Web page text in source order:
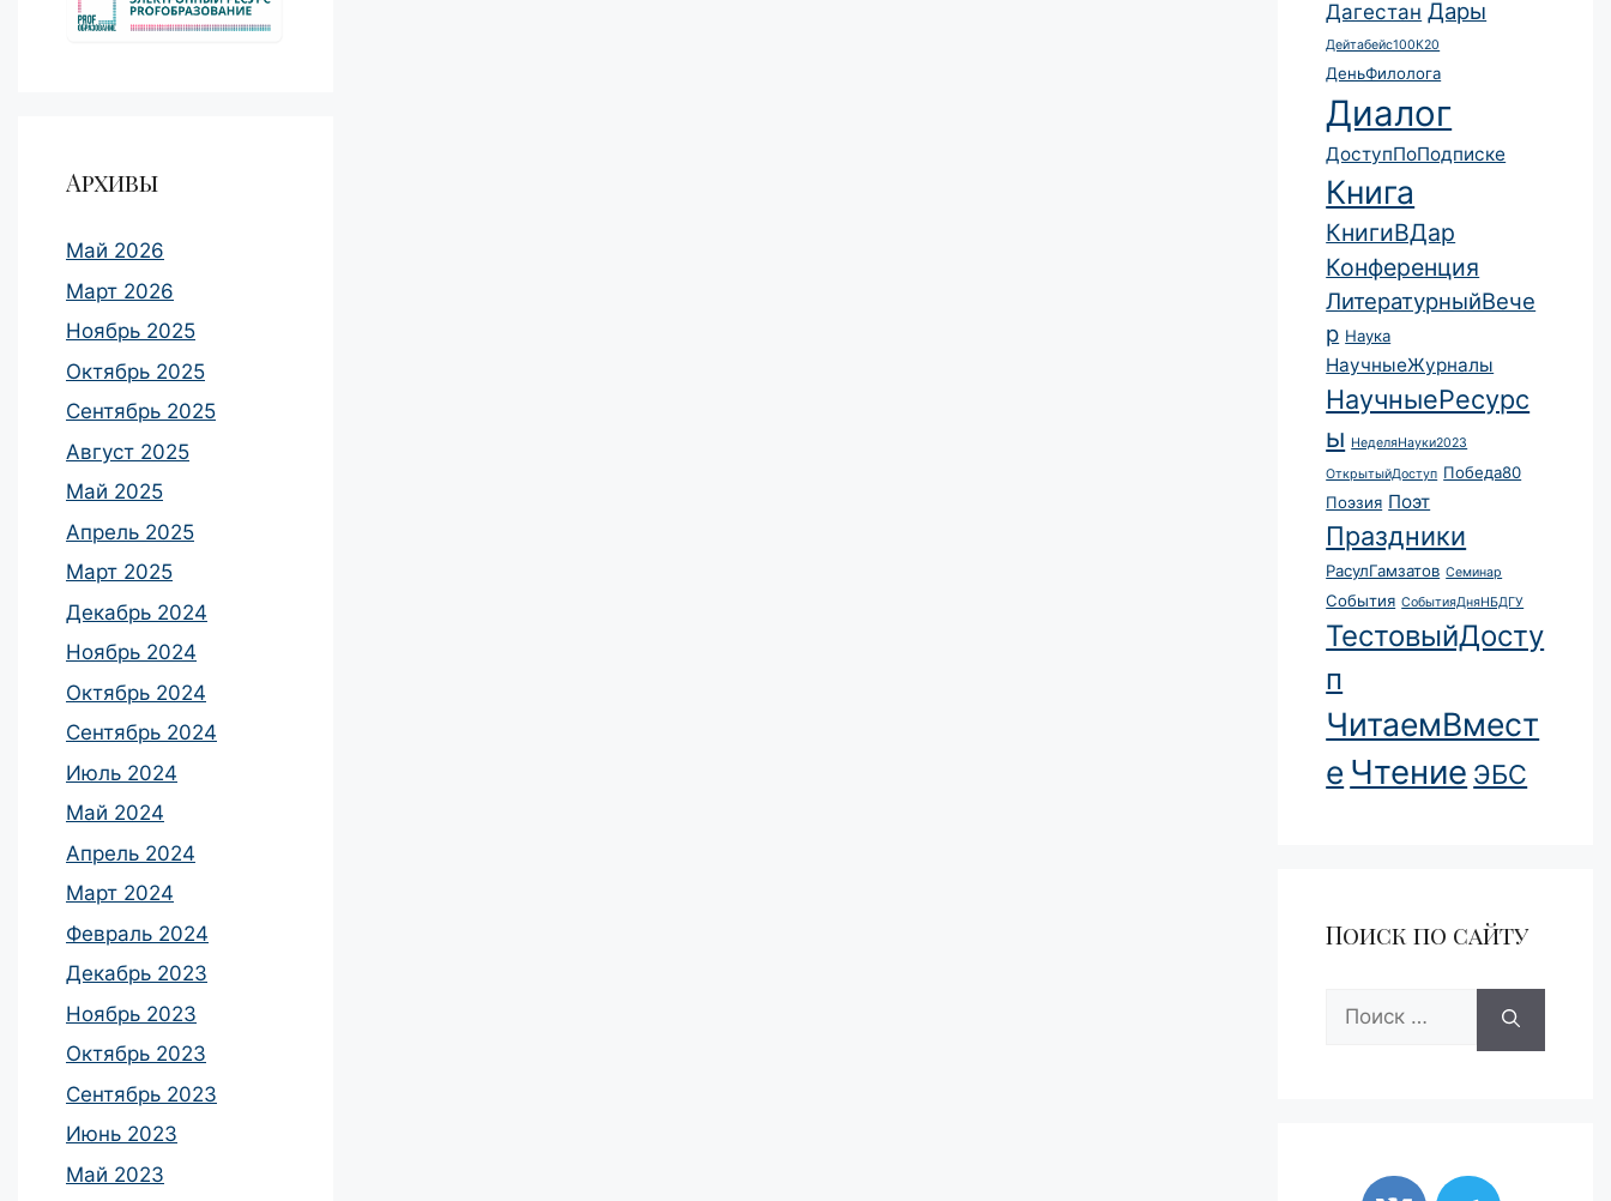
Архивы
Май 2026
Март 2026
Ноябрь 2025
Октябрь 2025
Сентябрь 2025
Август 2025
Май 2025
Апрель 2025
Март 2025
Декабрь 2024
Ноябрь 2024
Октябрь 2024
Сентябрь 2024
Июль 2024
Май 2024
Апрель 2024
Март 2024
Февраль 2024
Декабрь 2023
Ноябрь 2023
Октябрь 2023
Сентябрь 2023
Июнь 2023
Май 2023
Дагестан Дары
Дейтабейс100К20
ДеньФилолога
Диалог
ДоступПоПодписке
Книга
КнигиВДар
Конференция
ЛитературныйВече
р Наука
НаучныеЖурналы
НаучныеРесурс
ы НеделяНауки2023
ОткрытыйДоступ Победа80
Поэзия Поэт
Праздники
РасулГамзатов Семинар
События СобытияДняНБДГУ
ТестовыйДосту
п
ЧитаемВмест
е Чтение ЭБС
Поиск по сайту